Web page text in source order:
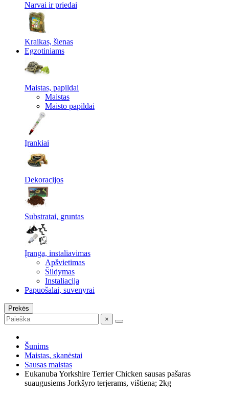
Narvai ir priedai
Kraikas, šienas
Egzotiniams
Maistas, papildai
Maistas
Maisto papildai
Įrankiai
Dekoracijos
Substratai, gruntas
Įranga, instaliavimas
Apšvietimas
Šildymas
Instaliacija
Papuošalai, suvenyrai
Prekės
×
Šunims
Maistas, skanėstai
Sausas maistas
Eukanuba Yorkshire Terrier Chicken sausas pašaras
suaugusiems Jorkšyro terjerams, vištiena; 2kg